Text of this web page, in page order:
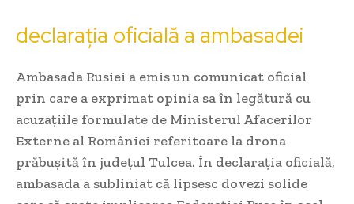
declarația oficială a ambasadei
Ambasada Rusiei a emis un comunicat oficial
prin care a exprimat opinia sa în legătură cu
acuzațiile formulate de Ministerul Afacerilor
Externe al României referitoare la drona
prăbușită în județul Tulcea. În declarația oficială,
ambasada a subliniat că lipsesc dovezi solide